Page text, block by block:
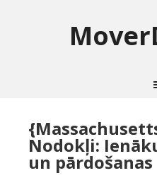
Nodokļi:
un pārdošanas